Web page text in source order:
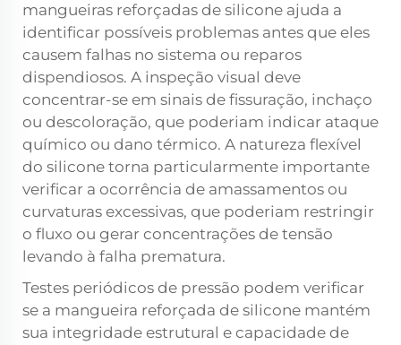
mangueiras reforçadas de silicone ajuda a
identificar possíveis problemas antes que eles
causem falhas no sistema ou reparos
dispendiosos. A inspeção visual deve
concentrar-se em sinais de fissuração, inchaço
ou descoloração, que poderiam indicar ataque
químico ou dano térmico. A natureza flexível
do silicone torna particularmente importante
verificar a ocorrência de amassamentos ou
curvaturas excessivas, que poderiam restringir
o fluxo ou gerar concentrações de tensão
levando à falha prematura.
Testes periódicos de pressão podem verificar
se a mangueira reforçada de silicone mantém
sua integridade estrutural e capacidade de